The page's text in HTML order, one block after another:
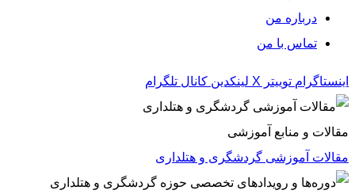
درباره من
تماس با من
اینستاگرام توییتر X لینکدین کانال تلگرام
مقالات و منابع آموزشی
مقالات آموزشی گردشگری و هتلداری